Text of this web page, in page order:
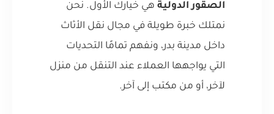
الصقور الدولية هي خيارك الأول. نحن
نمتلك خبرة طويلة في مجال نقل الأثاث
داخل مدينة بدر، ونفهم تمامًا التحديات
التي يواجهها العملاء عند التنقل من منزل
لآخر، أو من مكتب إلى آخر.